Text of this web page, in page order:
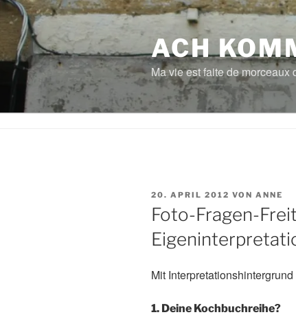
Zum
Inhalt
springen
ACH
Ma vie est faite de morceaux
VERÖFFENTLICHT
AM
20. APRIL 2012 VON ANNE
Foto-Fragen-
Mit
1. Deine Kochbuchreihe?